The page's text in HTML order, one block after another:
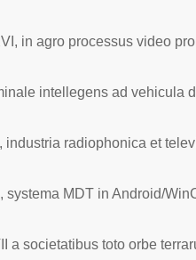
in agro processus video
intellegens ad vehicula
industria radiophonica et
systema MDT in Android/
a societatibus toto orbe